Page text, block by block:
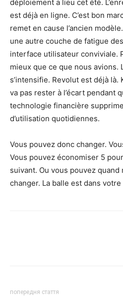
déploiement a lieu cet été.
est déjà en ligne. C’est bon
remet en cause l’ancien
une autre couche de fatigue
interface utilisateur conviviale.
mieux que ce que nous avions.
s’intensifie. Revolut est déjà là.
va pas rester à l’écart pendant
technologie financière
d’utilisation quotidiennes.
Vous pouvez donc changer.
Vous pouvez économiser 5
suivant. Ou vous pouvez
changer. La balle est dans
попередня стаття